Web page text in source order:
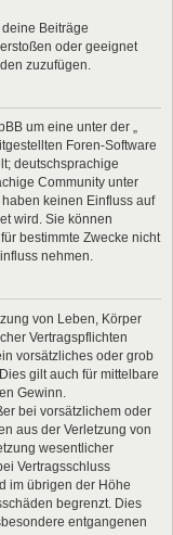
Beiträge
oder geeignet
zuzufügen.
um eine unter der „
Foren-Software
deutschsprachige
Community unter
keinen Einfluss auf
wird. Sie können
bestimmte Zwecke nicht
nehmen.
von Leben, Körper
Vertragspflichten
vorsätzliches oder grob
gilt auch für mittelbare
Gewinn.
bei vorsätzlichem oder
aus der Verletzung von
wesentlicher
Vertragsschluss
im übrigen der Höhe
begrenzt. Dies
entgangenen